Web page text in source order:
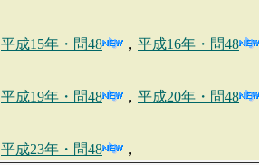
平成15年・問48 ， 平成16年・問48
平成19年・問48 ， 平成20年・問48
平成23年・問48 ，